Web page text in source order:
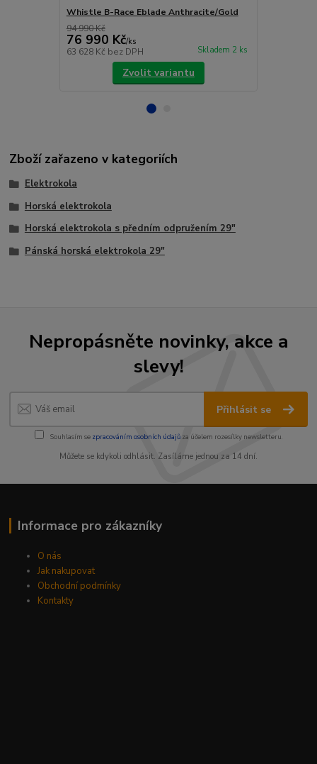
Whistle B-Race Eblade Anthracite/Gold
94 990 Kč
76 990 Kč/ks
63 628 Kč bez DPH Skladem 2 ks
Zvolit variantu
Zboží zařazeno v kategoriích
Elektrokola
Horská elektrokola
Horská elektrokola s předním odpružením 29"
Pánská horská elektrokola 29"
Nepropásněte novinky, akce a
slevy!
Přihlásit se
Souhlasím se zpracováním osobních údajůza účelem rozesílky newsletteru.
Můžete se kdykoli odhlásit. Zasíláme jednou za 14 dní.
Informace pro zákazníky
O nás
Jak nakupovat
Obchodní podmínky
Kontakty